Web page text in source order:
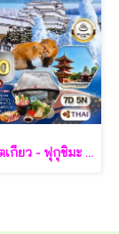
ทัวร์ญี่ปุ่น - โตเกียว - ฟุกุชิมะ - ยามากะตะ - เซนได 7 วัน - TG